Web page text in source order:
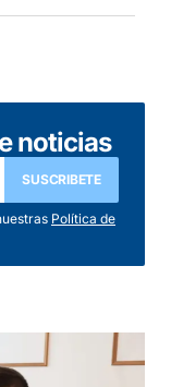
noticias
SUSCRIBETE
Política de